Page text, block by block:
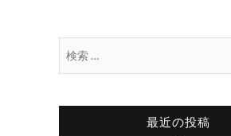
最近の投稿